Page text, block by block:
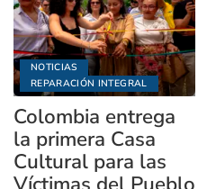
NOTICIAS
REPARACIÓN INTEGRAL
Colombia entrega
la primera Casa
Cultural para las